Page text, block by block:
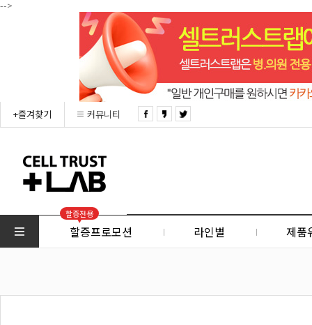
-->
+즐겨찾기 커뮤니티
할증전용
할증프로모션 라인별 제품